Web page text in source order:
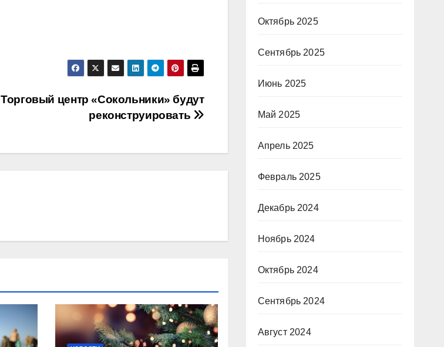
Торговый центр «Сокольники» будут
реконструировать
Октябрь 2025
Сентябрь 2025
Июнь 2025
Май 2025
Апрель 2025
Февраль 2025
Декабрь 2024
Ноябрь 2024
Октябрь 2024
Сентябрь 2024
Август 2024